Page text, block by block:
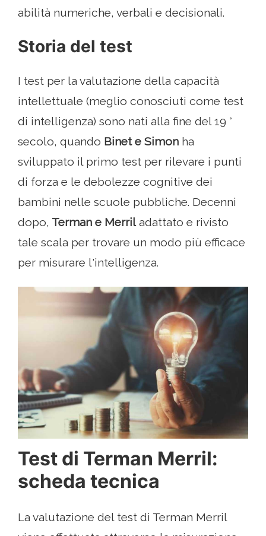
abilità numeriche, verbali e decisionali.
Storia del test
I test per la valutazione della capacità
intellettuale (meglio conosciuti come test
di intelligenza) sono nati alla fine del 19 °
secolo, quando Binet e Simon ha
sviluppato il primo test per rilevare i punti
di forza e le debolezze cognitive dei
bambini nelle scuole pubbliche. Decenni
dopo, Terman e Merriladattato e rivisto
tale scala per trovare un modo più efficace
per misurare l'intelligenza.
Test di Terman Merril:
scheda tecnica
La valutazione del test di Terman Merril